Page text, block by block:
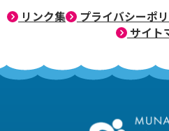
リンク集 プライバシーポ
サイト